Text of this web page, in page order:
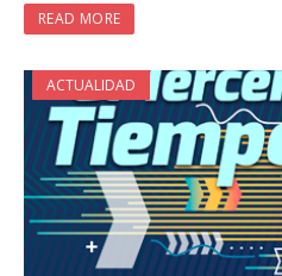
READ MORE
ACTUALIDAD